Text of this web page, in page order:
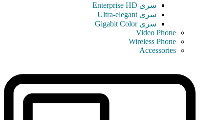
سری Enterprise HD
سری Ultra-elegant
سری Gigabit Color
Video Phone
Wireless Phone
Accessories